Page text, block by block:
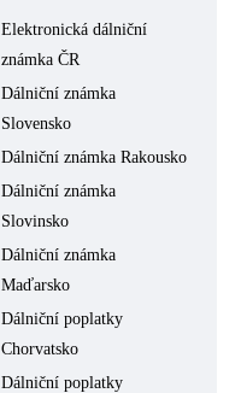
Elektronická dálniční
známka ČR
Dálniční známka
Slovensko
Dálniční známka Rakousko
Dálniční známka
Slovinsko
Dálniční známka
Maďarsko
Dálniční poplatky
Chorvatsko
Dálniční poplatky